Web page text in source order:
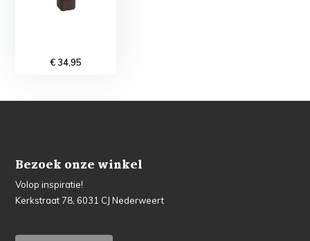
€ 34,95
Bezoek onze winkel
Volop inspiratie!
Kerkstraat 78, 6031 CJ Nederweert